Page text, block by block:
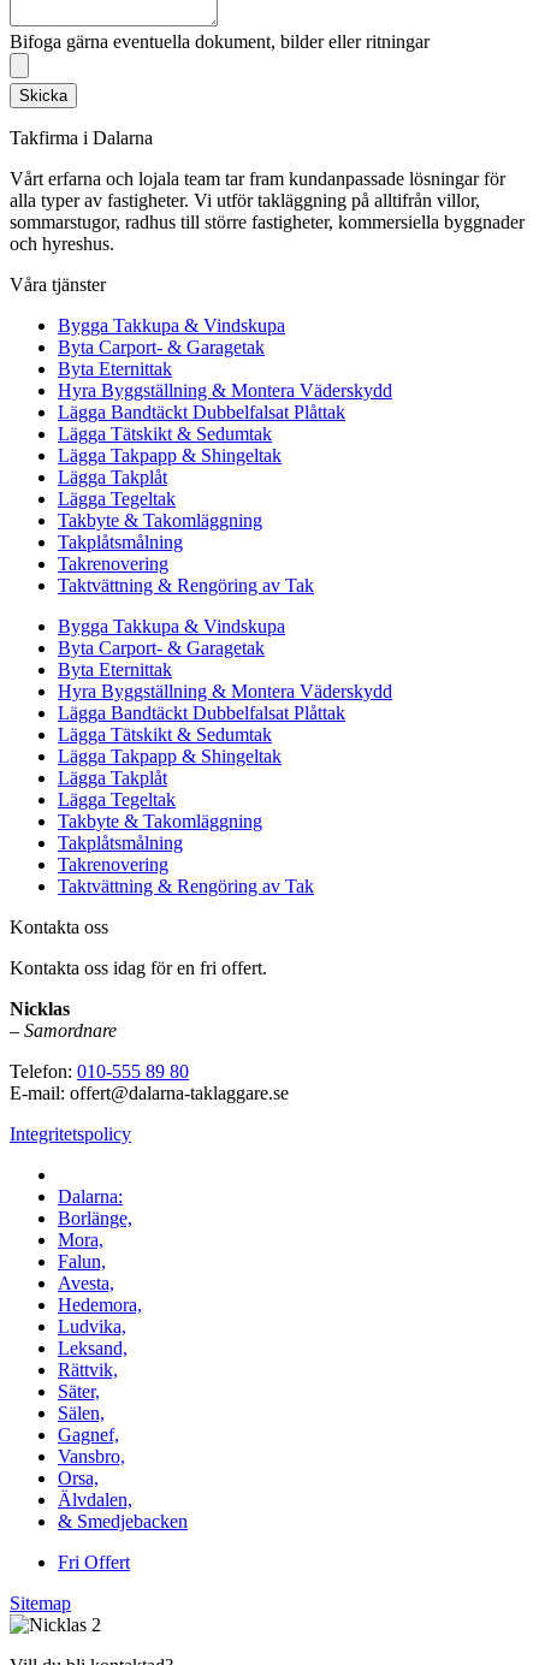
Bifoga gärna eventuella dokument, bilder eller ritningar
Skicka
Takfirma i Dalarna
Vårt erfarna och lojala team tar fram kundanpassade lösningar för
alla typer av fastigheter. Vi utför takläggning på alltifrån villor,
sommarstugor, radhus till större fastigheter, kommersiella byggnader
och hyreshus.
Våra tjänster
Bygga Takkupa & Vindskupa
Byta Carport- & Garagetak
Byta Eternittak
Hyra Byggställning & Montera Väderskydd
Lägga Bandtäckt Dubbelfalsat Plåttak
Lägga Tätskikt & Sedumtak
Lägga Takpapp & Shingeltak
Lägga Takplåt
Lägga Tegeltak
Takbyte & Takomläggning
Takplåtsmålning
Takrenovering
Taktvättning & Rengöring av Tak
Bygga Takkupa & Vindskupa
Byta Carport- & Garagetak
Byta Eternittak
Hyra Byggställning & Montera Väderskydd
Lägga Bandtäckt Dubbelfalsat Plåttak
Lägga Tätskikt & Sedumtak
Lägga Takpapp & Shingeltak
Lägga Takplåt
Lägga Tegeltak
Takbyte & Takomläggning
Takplåtsmålning
Takrenovering
Taktvättning & Rengöring av Tak
Kontakta oss
Kontakta oss idag för en fri offert.
Nicklas
– Samordnare
Telefon: 010-555 89 80
E-mail: offert@dalarna-taklaggare.se
Integritetspolicy
Dalarna:
Borlänge,
Mora,
Falun,
Avesta,
Hedemora,
Ludvika,
Leksand,
Rättvik,
Säter,
Sälen,
Gagnef,
Vansbro,
Orsa,
Älvdalen,
& Smedjebacken
Fri Offert
Sitemap